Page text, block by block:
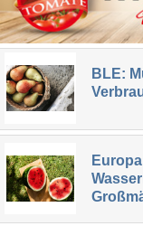
BLE: